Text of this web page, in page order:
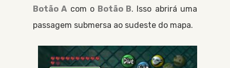
Botão Acom o Botão B. Isso abrirá uma
passagem submersa ao sudeste do mapa.